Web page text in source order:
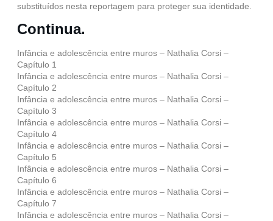
substituídos nesta reportagem para proteger sua identidade.
Continua.
Infância e adolescência entre muros – Nathalia Corsi –
Capítulo 1
Infância e adolescência entre muros – Nathalia Corsi –
Capítulo 2
Infância e adolescência entre muros – Nathalia Corsi –
Capítulo 3
Infância e adolescência entre muros – Nathalia Corsi –
Capítulo 4
Infância e adolescência entre muros – Nathalia Corsi –
Capítulo 5
Infância e adolescência entre muros – Nathalia Corsi –
Capítulo 6
Infância e adolescência entre muros – Nathalia Corsi –
Capítulo 7
Infância e adolescência entre muros – Nathalia Corsi –